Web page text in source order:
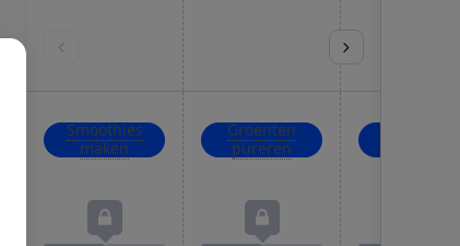
Smoothies
maken
Groenten
pureren